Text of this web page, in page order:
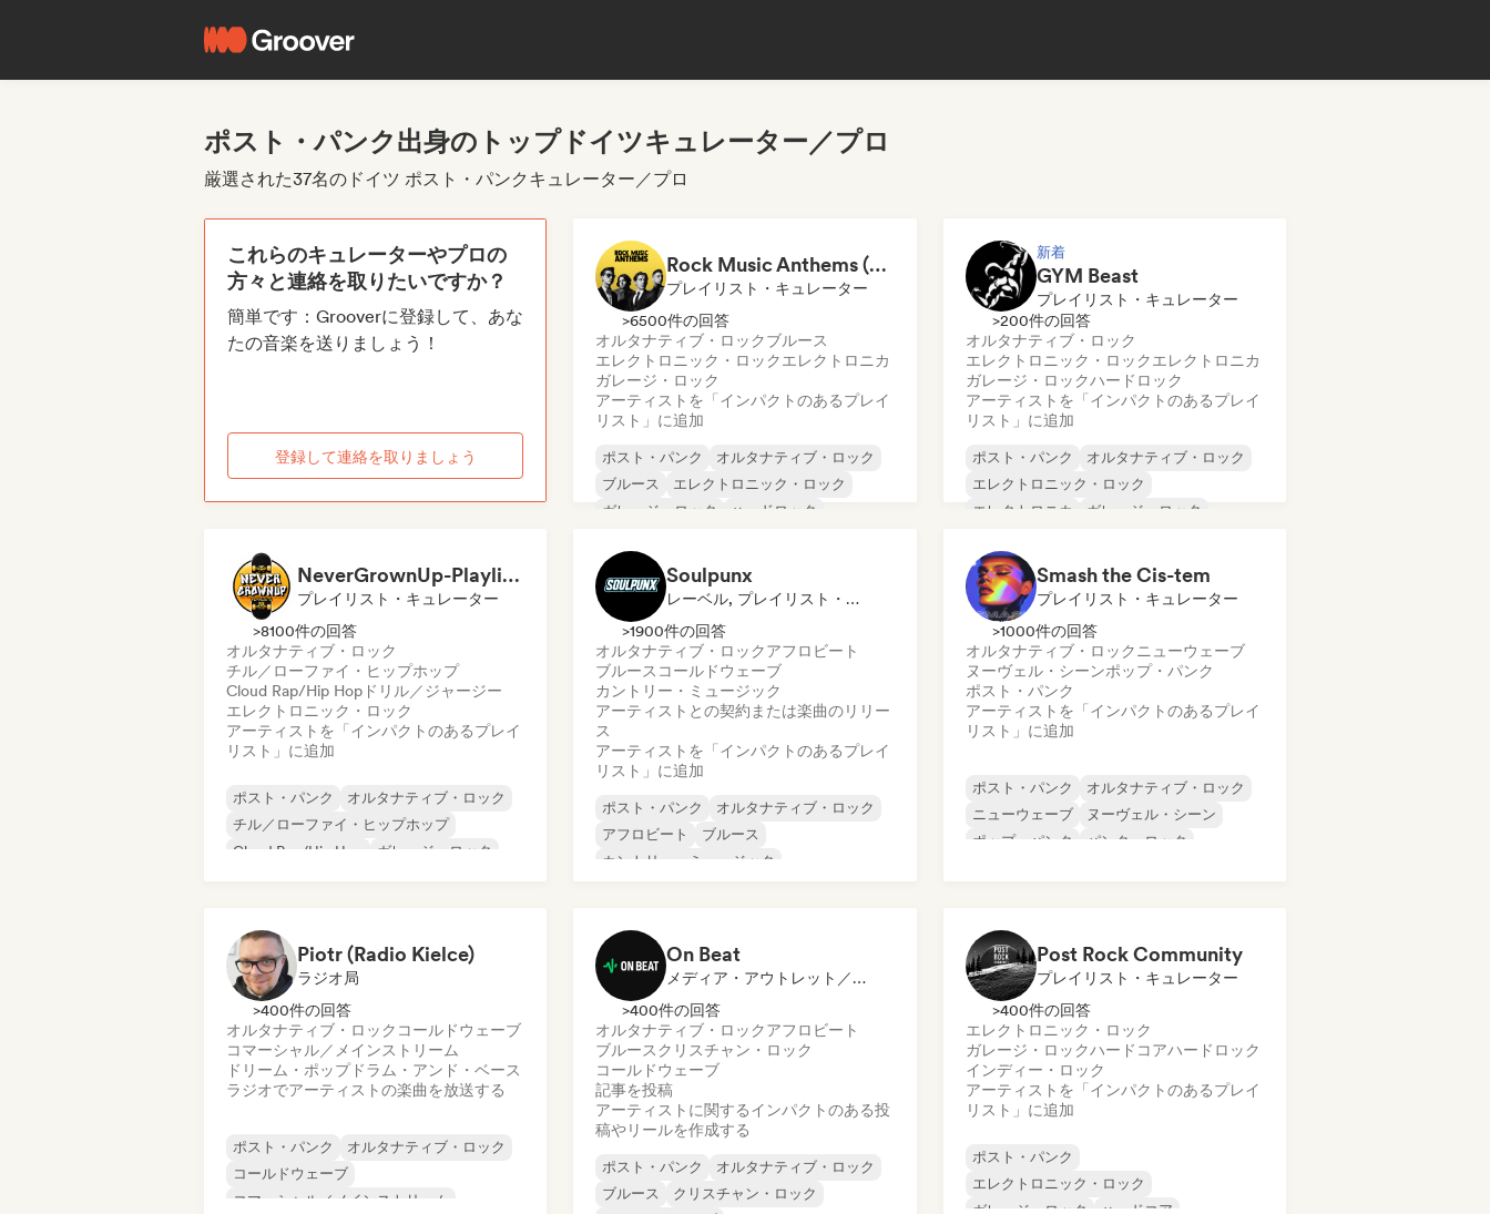
ポスト・パンク出身のトップドイツキュレーター／プロ
厳選された37名のドイツ ポスト・パンクキュレーター／プロ
これらのキュレーターやプロの
方々と連絡を取りたいですか？
簡単です：Grooverに登録して、あな
たの音楽を送りましょう！
登録して連絡を取りましょう
Rock Music Anthems (MonkeyPlaylists)
プレイリスト・キュレーター
>6500件の回答
オルタナティブ・ロックブルース
エレクトロニック・ロックエレクトロニカ
ガレージ・ロック
アーティストを「インパクトのあるプレイ
リスト」に追加
ポスト・パンク
オルタナティブ・ロック
ブルース
エレクトロニック・ロック
ガレージ・ロック
ハードロック
プログレッシブ・ロック
新着
GYM Beast
プレイリスト・キュレーター
>200件の回答
オルタナティブ・ロック
エレクトロニック・ロックエレクトロニカ
ガレージ・ロックハードロック
アーティストを「インパクトのあるプレイ
リスト」に追加
ポスト・パンク
オルタナティブ・ロック
エレクトロニック・ロック
エレクトロニカ
ガレージ・ロック
メタル／ヘヴィメタル
NeverGrownUp-Playlists
プレイリスト・キュレーター
>8100件の回答
オルタナティブ・ロック
チル／ローファイ・ヒップホップ
Cloud Rap/Hip Hop ドリル／ジャージー
エレクトロニック・ロック
アーティストを「インパクトのあるプレイ
リスト」に追加
ポスト・パンク
オルタナティブ・ロック
チル／ローファイ・ヒップホップ
Cloud Rap/Hip Hop
ガレージ・ロック
Soulpunx
レーベル, プレイリスト・キュレーター
>1900件の回答
オルタナティブ・ロックアフロビート
ブルース コールドウェーブ
カントリー・ミュージック
アーティストとの契約または楽曲のリリー
ス
アーティストを「インパクトのあるプレイ
リスト」に追加
ポスト・パンク
オルタナティブ・ロック
アフロビート
ブルース
カントリー・ミュージック
Smash the Cis-tem
プレイリスト・キュレーター
>1000件の回答
オルタナティブ・ロック ニューウェーブ
ヌーヴェル・シーンポップ・パンク
ポスト・パンク
アーティストを「インパクトのあるプレイ
リスト」に追加
ポスト・パンク
オルタナティブ・ロック
ニューウェーブ
ヌーヴェル・シーン
ポップ・パンク
パンク・ロック
Piotr (Radio Kielce)
ラジオ局
>400件の回答
オルタナティブ・ロック コールドウェーブ
コマーシャル／メインストリーム
ドリーム・ポップドラム・アンド・ベース
ラジオでアーティストの楽曲を放送する
ポスト・パンク
オルタナティブ・ロック
コールドウェーブ
コマーシャル／メインストリーム
On Beat
メディア・アウトレット／ジャーナリスト
>400件の回答
オルタナティブ・ロックアフロビート
ブルースクリスチャン・ロック
コールドウェーブ
記事を投稿
アーティストに関するインパクトのある投
稿やリールを作成する
ポスト・パンク
オルタナティブ・ロック
ブルース
クリスチャン・ロック
Post Rock Community
プレイリスト・キュレーター
>400件の回答
エレクトロニック・ロック
ガレージ・ロックハードコアハードロック
インディー・ロック
アーティストを「インパクトのあるプレイ
リスト」に追加
ポスト・パンク
エレクトロニック・ロック
ガレージ・ロック
ハードコア